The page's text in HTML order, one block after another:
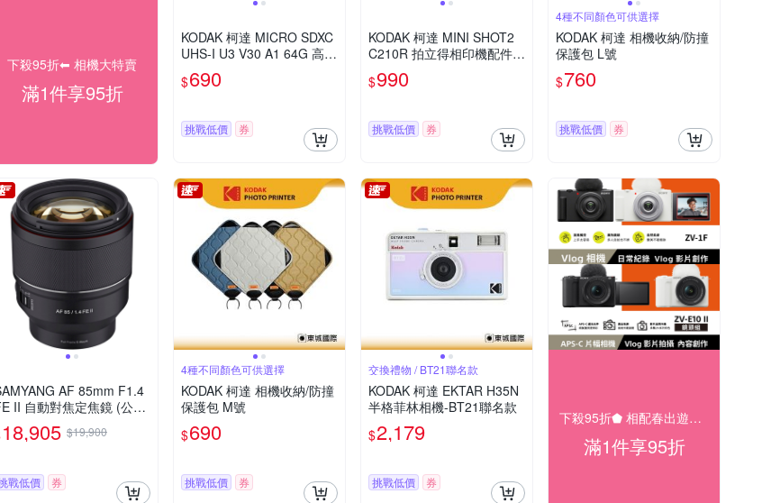
下殺95折⬅︎ 相機大特賣
滿1件享95折
KODAK 柯達 MICRO SDXC
UHS-I U3 V30 A1 64G 高速
記憶卡(附轉卡)
$690
挑戰低價 券
KODAK 柯達 MINI SHOT2
C210R 拍立得相印機配件包
公司貨
$990
挑戰低價 券
4種不同顏色可供選擇
KODAK 柯達 相機收納/防撞
保護包 L號
$760
挑戰低價 券
AF 85mm F1.4
II 自動對焦定焦鏡 (公司
貨 SONY FE接環)
18,905 $19,900
戰低價 券
4種不同顏色可供選擇
KODAK 柯達 相機收納/防撞
保護包 M號
$690
挑戰低價 券
交換禮物 / BT21聯名款
KODAK 柯達 EKTAR H35N
半格菲林相機-BT21聯名款
$2,179
挑戰低價 券
下殺95折⬟ 相配春出遊大促
滿1件享95折